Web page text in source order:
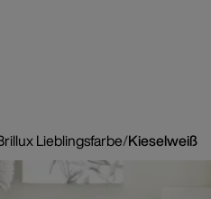
Lieblingsfarbe/Kieselweiß